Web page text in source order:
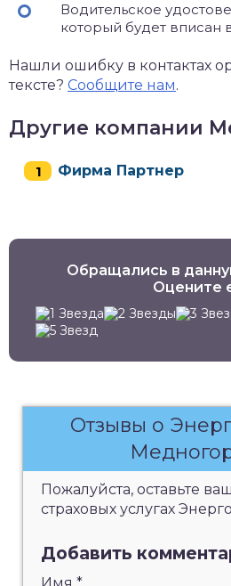
Водительское
который будет вписан
Нашли ошибку в контактах
тексте? Сообщите нам.
Другие компании
Фирма Партнер
Обращались в
Оцените
Отзывы о
Пожалуйста, оставьте
страховых услугах
Добавить